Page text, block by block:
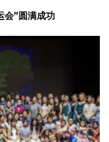
会”圆满成功